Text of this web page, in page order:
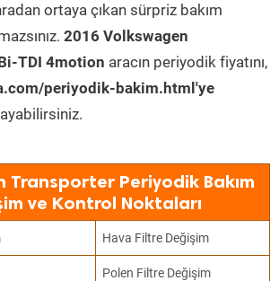
ortaya çıkan sürpriz bakım
2016 Volkswagen
TDI 4motion aracın periyodik fiyatını,
periyodik-bakim.html'ye
Transporter Periyodik Bakım
ve Kontrol Noktaları
Hava Filtre Değişim
Polen Filtre Değişim